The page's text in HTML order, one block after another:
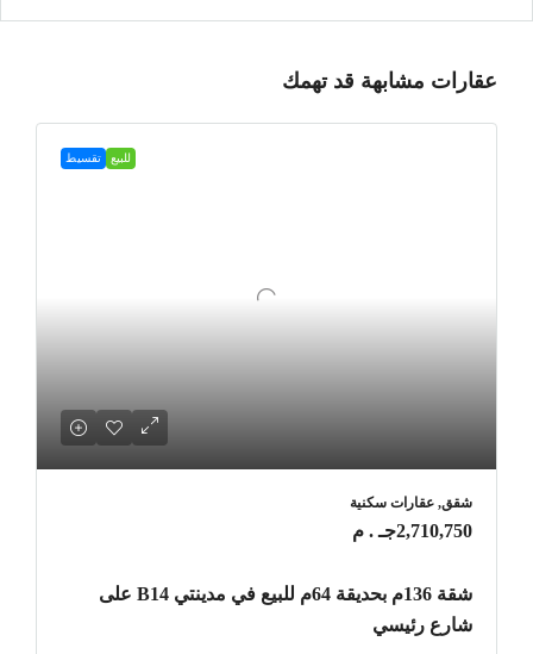
عقارات مشابهة قد تهمك
للبيع تقسيط
شقق, عقارات سكنية
2,710,750جـ . م
شقة 136م بحديقة 64م للبيع في مدينتي B14 على
شارع رئيسي